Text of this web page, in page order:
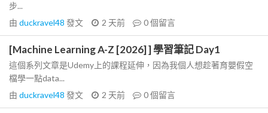
步...
由 duckravel48 發文 2 天前 0個留言
[Machine Learning A-Z [2026] ] 學習筆記 Day1
這個系列文章是Udemy上的課程延伸，因為我個人想趁著育嬰假空
檔學一點data...
由 duckravel48 發文 2 天前 0個留言